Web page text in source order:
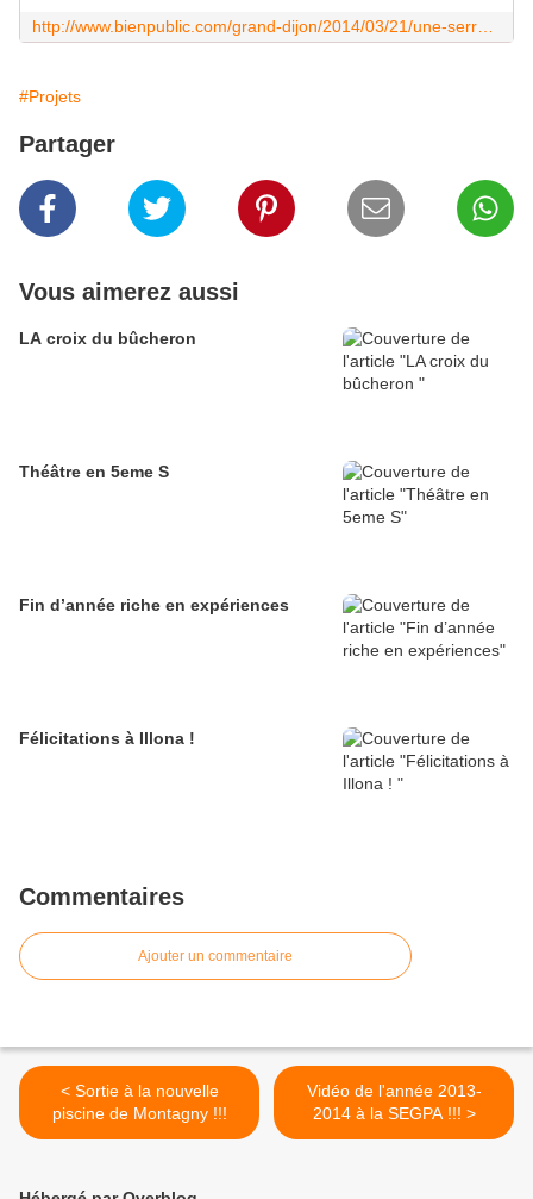
#Projets
Partager
Vous aimerez aussi
LA croix du bûcheron
Théâtre en 5eme S
Fin d’année riche en expériences
Félicitations à Illona !
Commentaires
Ajouter un commentaire
< Sortie à la nouvelle
piscine de Montagny !!!
Vidéo de l'année 2013-
2014 à la SEGPA !!! >